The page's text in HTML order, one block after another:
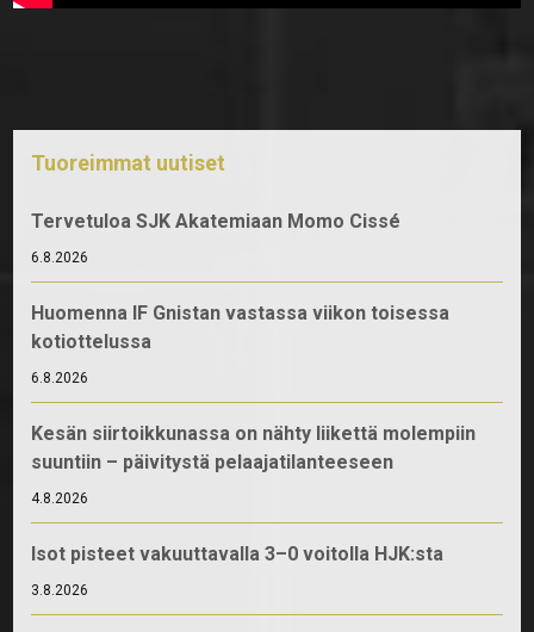
Tuoreimmat uutiset
Tervetuloa SJK Akatemiaan Momo Cissé
6.8.2026
Huomenna IF Gnistan vastassa viikon toisessa
kotiottelussa
6.8.2026
Kesän siirtoikkunassa on nähty liikettä molempiin
suuntiin – päivitystä pelaajatilanteeseen
4.8.2026
Isot pisteet vakuuttavalla 3–0 voitolla HJK:sta
3.8.2026